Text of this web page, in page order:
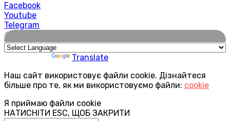
Facebook
Youtube
Telegram
🌍
Translate
Наш сайт використовує файли cookie. Дізнайтеся
більше про те, як ми використовуємо файли: cookie
Я приймаю файли cookie
НАТИСНІТИ ESC, ЩОБ ЗАКРИТИ